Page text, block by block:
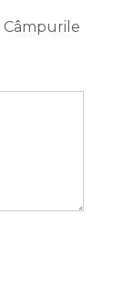
Câmpurile